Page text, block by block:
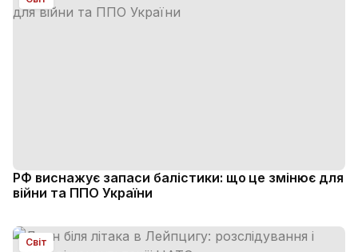
РФ виснажує запаси балістики: що це змінює для
війни та ППО України
Світ